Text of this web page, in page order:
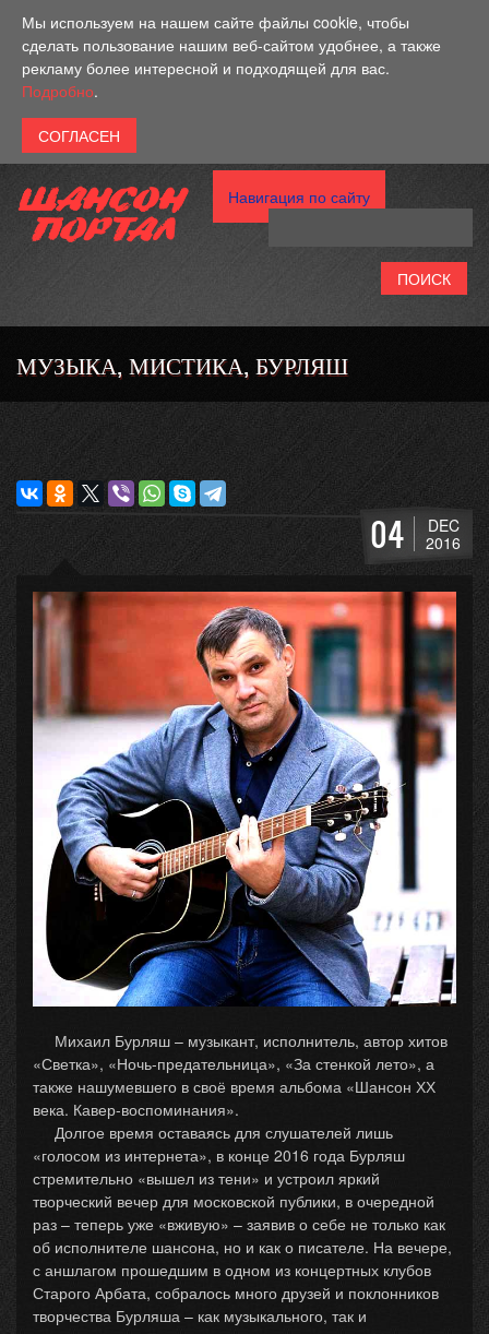
Мы используем на нашем сайте файлы cookie, чтобы
сделать пользование нашим веб-сайтом удобнее, а также
рекламу более интересной и подходящей для вас.
Подробно.
Навигация по сайту
МУЗЫКА, МИСТИКА, БУРЛЯШ
04
DEC
2016
Михаил Бурляш – музыкант, исполнитель, автор хитов
«Светка», «Ночь-предательница», «За стенкой лето», а
также нашумевшего в своё время альбома «Шансон ХХ
века. Кавер-воспоминания».
Долгое время оставаясь для слушателей лишь
«голосом из интернета», в конце 2016 года Бурляш
стремительно «вышел из тени» и устроил яркий
творческий вечер для московской публики, в очередной
раз – теперь уже «вживую» – заявив о себе не только как
об исполнителе шансона, но и как о писателе. На вечере,
с аншлагом прошедшим в одном из концертных клубов
Старого Арбата, собралось много друзей и поклонников
творчества Бурляша – как музыкального, так и